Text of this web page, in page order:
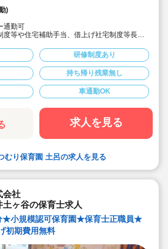
)
通勤可
等や住宅補助手当、借上げ社宅制度等長く
れており残業は少な目です。残業行った場合
しっかり支給されます
は毎年仮装して開催しています
トミックを導入し、子ども達の成長を育んで
職員だけでなく、新卒の職員も意見を言い
しの良い環境です
りの個性を大切に、じっくりと向き合うアッ
保育を実践。子どもたちの「やってみた
う気持ちを育んでいます。
や英語レッスン（講師の先生対応）など、五
研修制度あり
持ち帰り残業無し
車通勤OK
求人を見る
むり保育園 土呂の求人を見る
会社
ヶ谷の保育士求人
★小規模認可保育園★保育士正職員★
初期費用無料